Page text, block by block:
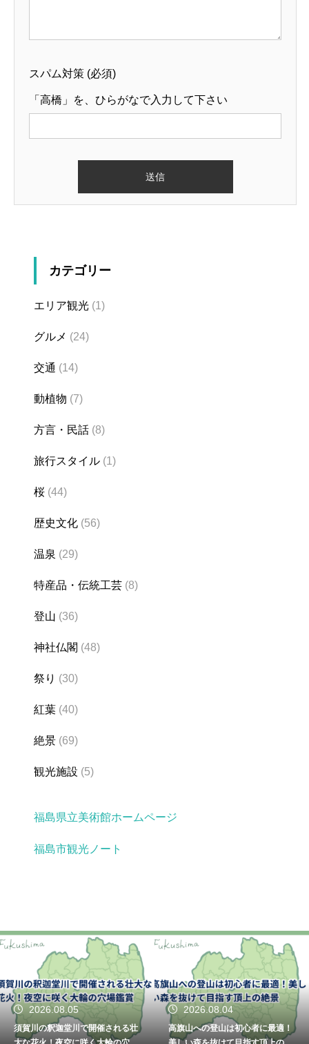
スパム対策 (必須)
「高橋」を、ひらがなで入力して下さい
カテゴリー
エリア観光 (1)
グルメ (24)
交通 (14)
動植物 (7)
方言・民話 (8)
旅行スタイル (1)
桜 (44)
歴史文化 (56)
温泉 (29)
特産品・伝統工芸 (8)
登山 (36)
神社仏閣 (48)
祭り (30)
紅葉 (40)
絶景 (69)
観光施設 (5)
福島県立美術館ホームページ
福島市観光ノート
2026.08.05
須賀川の釈迦堂川で開催される壮
2026.08.04
高旗山への登山は初心者に最適！